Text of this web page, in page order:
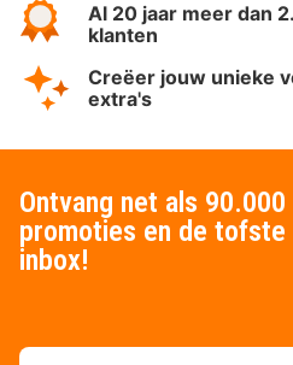
Al 20 jaar meer dan
klanten
Creëer jouw unieke
extra's
Ontvang net als
promoties en de
inbox!